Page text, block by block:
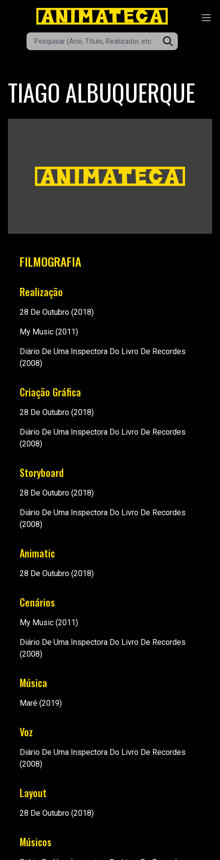
TIAGO ALBUQUERQUE
FILMOGRAFIA
Realização
28 De Outubro (2018)
My Music (2011)
Diário De Uma Inspectora Do Livro De Recordes
(2008)
Criação Gráfica
28 De Outubro (2018)
Diário De Uma Inspectora Do Livro De Recordes
(2008)
Storyboard
28 De Outubro (2018)
Diário De Uma Inspectora Do Livro De Recordes
(2008)
Animatic
28 De Outubro (2018)
Cenários
My Music (2011)
Diário De Uma Inspectora Do Livro De Recordes
(2008)
Música
Maré (2019)
Voz
Diário De Uma Inspectora Do Livro De Recordes
(2008)
Layout
28 De Outubro (2018)
Músicos